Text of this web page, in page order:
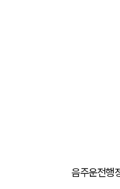
음주운전행